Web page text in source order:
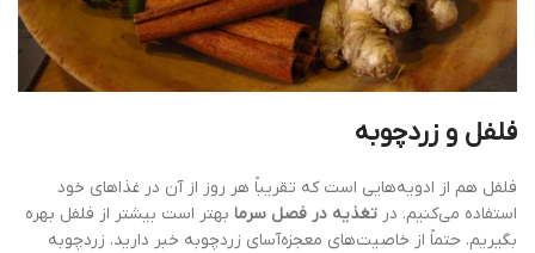
فلفل و زردچوبه
فلفل هم از ادویه‌هایی است که تقریباً هر روز از آن در غذاهای خود
استفاده می‌کنیم. در تغذیه در فصل سرما بهتر است بیشتر از فلفل بهره
بگیریم. حتماً از خاصیت‌های معجزه‌آسای زردچوبه خبر دارید. زردچوبه